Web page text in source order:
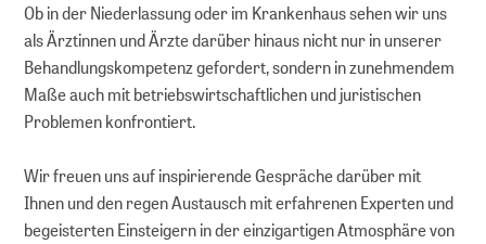
Ob in der Niederlassung oder im Krankenhaus sehen wir uns
als Ärztinnen und Ärzte darüber hinaus nicht nur in unserer
Behandlungskompetenz gefordert, sondern in zunehmendem
Maße auch mit betriebswirtschaftlichen und juristischen
Problemen konfrontiert.
Wir freuen uns auf inspirierende Gespräche darüber mit
Ihnen und den regen Austausch mit erfahrenen Experten und
begeisterten Einsteigern in der einzigartigen Atmosphäre von